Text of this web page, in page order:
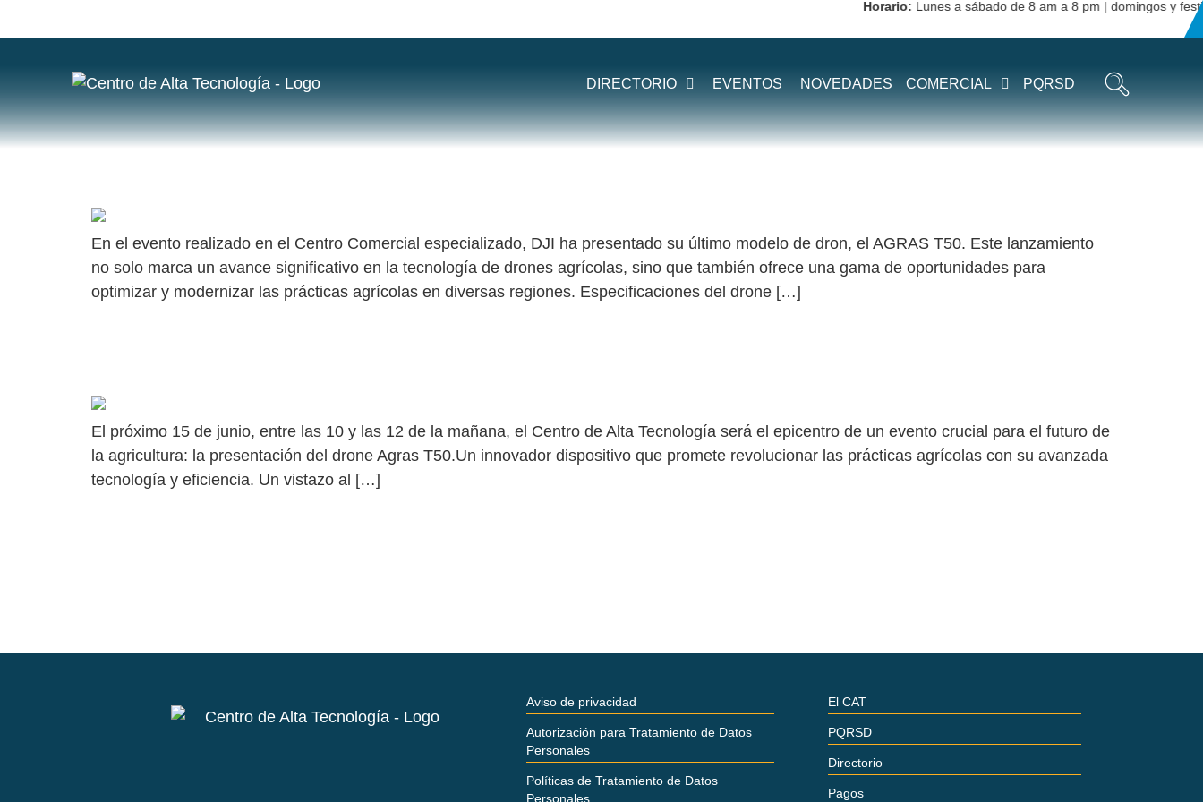
Horario:Lunes a sábado de 8 am a 8 pm | domingos y
DIRECTORIO EVENTOS NOVEDADES COMERCIAL PQRSD
ETIQUETA:AGRAS T50
En el evento realizado en el Centro Comercial especializado, DJI ha presentado su último modelo de dron, el AGRAS T50. Este lanzamiento
no solo marca un avance significativo en la tecnología de drones agrícolas, sino que también ofrece una gama de oportunidades para
optimizar y modernizar las prácticas agrícolas en diversas regiones. Especificaciones del drone […]
El próximo 15 de junio, entre las 10 y las 12 de la mañana, el Centro de Alta Tecnología será el epicentro de un evento crucial para el futuro de
la agricultura: la presentación del drone Agras T50.Un innovador dispositivo que promete revolucionar las prácticas agrícolas con su avanzada
tecnología y eficiencia. Un vistazo al […]
Aviso de privacidad
Autorización para Tratamiento de Datos
Personales
Políticas de Tratamiento de Datos
Personales
El CAT
PQRSD
Directorio
Pagos